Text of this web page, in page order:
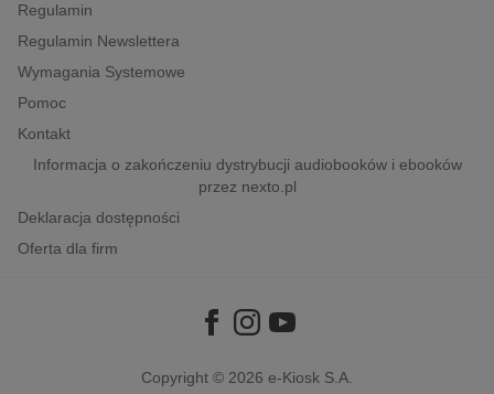
inne
popularno-naukowe
historia
Regulamin
Regulamin Newslettera
Wymagania Systemowe
Pomoc
Kontakt
Informacja o zakończeniu dystrybucji audiobooków i ebooków
przez nexto.pl
Deklaracja dostępności
Oferta dla firm
Copyright © 2026 e-Kiosk S.A.